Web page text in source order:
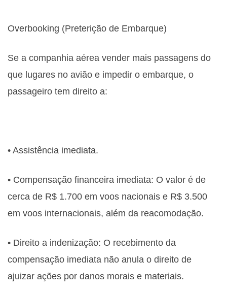
Overbooking (Preterição de Embarque)
Se a companhia aérea vender mais passagens do
que lugares no avião e impedir o embarque, o
passageiro tem direito a:
• Assistência imediata.
• Compensação financeira imediata: O valor é de
cerca de R$ 1.700 em voos nacionais e R$ 3.500
em voos internacionais, além da reacomodação.
• Direito a indenização: O recebimento da
compensação imediata não anula o direito de
ajuizar ações por danos morais e materiais.